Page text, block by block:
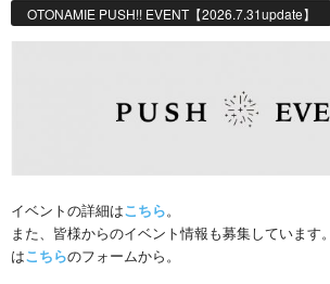
OTONAMIE PUSH!! EVENT【2026.7.31update】
イベントの詳細はこちら。
また、皆様からのイベント情報も募集しています
はこちらのフォームから。